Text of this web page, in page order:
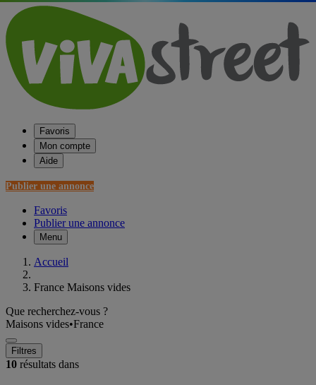
Favoris
Mon compte
Aide
Publier une annonce
Favoris
Publier une annonce
Menu
Accueil
France Maisons vides
Que recherchez-vous ?
Maisons vides•France
Filtres
10 résultats dans